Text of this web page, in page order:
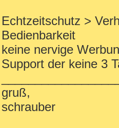
Echtzeitschutz >
Bedienbarkeit
keine nervige
Support der keine 3
gruß,
schrauber